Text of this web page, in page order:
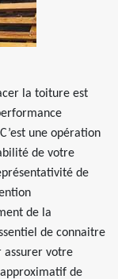
la toiture est
une opération
de votre
de
de la
de connaitre
assurer votre
de